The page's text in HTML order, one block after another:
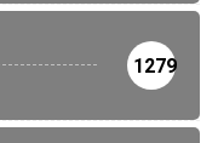
1279